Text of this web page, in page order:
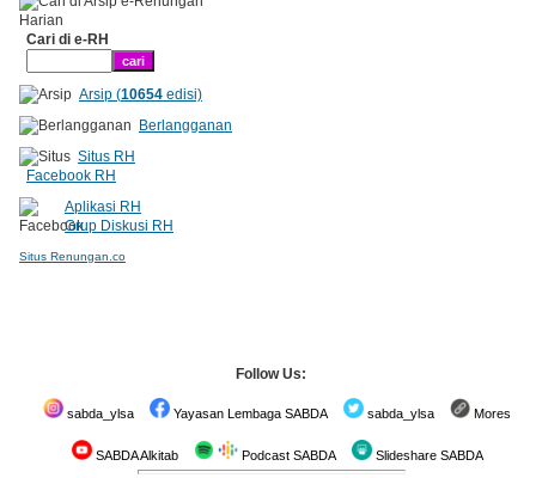
Cari di e-RH
Arsip (10654edisi)
Berlangganan
Situs RH
Facebook RH
Aplikasi RH
Grup Diskusi RH
Situs Renungan.co
Follow Us:
sabda_ylsa Yayasan Lembaga SABDA sabda_ylsa Mores
SABDA Alkitab Podcast SABDA Slideshare SABDA